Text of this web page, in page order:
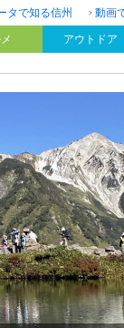
タで知る信州 動画
アウトドア